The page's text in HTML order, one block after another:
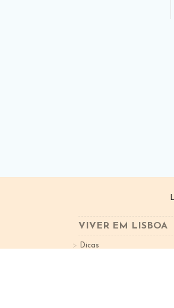
VIVER EM LISBOA
Dicas